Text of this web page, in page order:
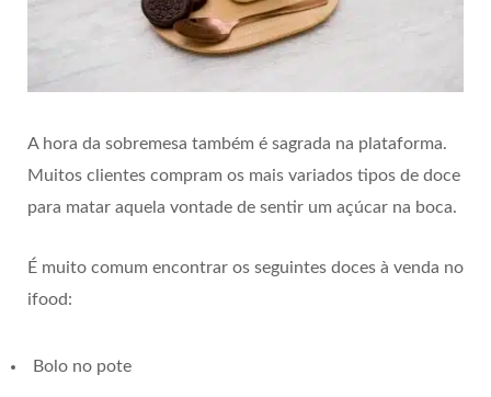
A hora da sobremesa também é sagrada na plataforma.
Muitos clientes compram os mais variados tipos de doce
para matar aquela vontade de sentir um açúcar na boca.
É muito comum encontrar os seguintes doces à venda no
ifood:
Bolo no pote